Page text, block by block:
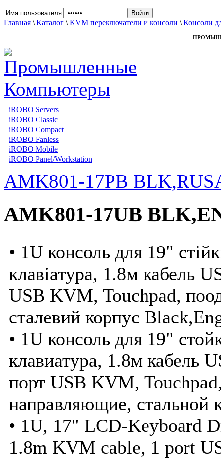
Главная \ Каталог \ KVM переключатели и консоли \ Консоли
iROBO Servers
iROBO Classic
iROBO Compact
iROBO Fanless
iROBO Mobile
iROBO Panel/Workstation
AMK801-17PB BLK,RUS
AMK801-17UB
• 1U консоль для 19"
клавіатура, 1.8м кабель
USB KVM, Touchpad,
сталевий корпус
• 1U консоль для 19"
клавиатура, 1.8м кабель
порт USB KVM,
направляющие, стальной
• 1U, 17" LCD-Keyboard
1.8m KVM cable, 1 port